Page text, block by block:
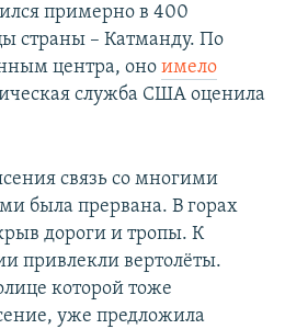
примерно в 400
страны – Катманду. По
центра, оно имело
служба США оценила
связь со многими
была прервана. В горах
дороги и тропы. К
привлекли вертолёты.
которой тоже
уже предложила